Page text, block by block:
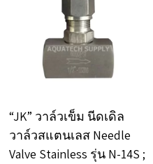
“JK” วาล์วเข็ม นีดเดิล
วาล์วสแตนเลส Needle
Valve Stainless รุ่น N-14S ;